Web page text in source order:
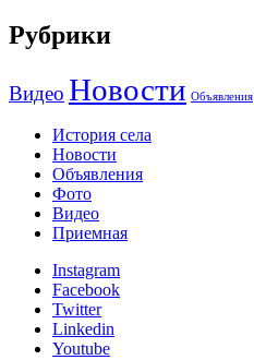
Рубрики
Видео Новости Объявления
История села
Новости
Объявления
Фото
Видео
Приемная
Instagram
Facebook
Twitter
Linkedin
Youtube